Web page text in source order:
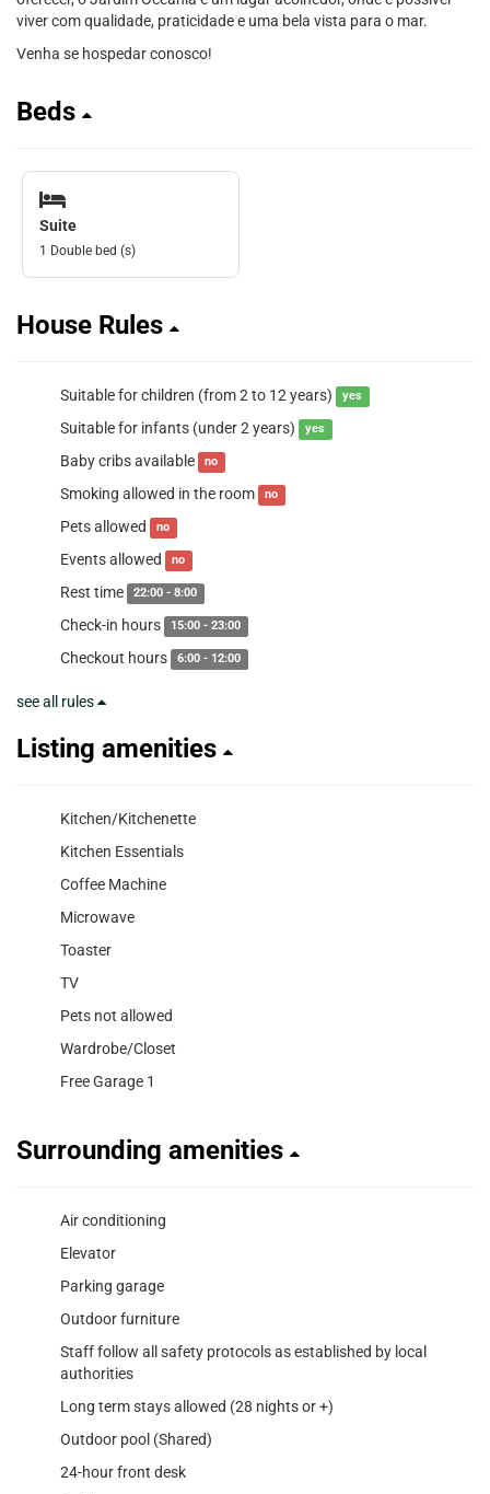
viver com qualidade, praticidade e uma bela vista para o mar.
Venha se hospedar conosco!
Beds
Suite
1 Double bed (s)
House Rules
Suitable for children (from 2 to 12 years) yes
Suitable for infants (under 2 years) yes
Baby cribs available no
Smoking allowed in the room no
Pets allowed no
Events allowed no
Rest time 22:00 - 8:00
Check-in hours 15:00 - 23:00
Checkout hours 6:00 - 12:00
see all rules
Listing amenities
Kitchen/Kitchenette
Kitchen Essentials
Coffee Machine
Microwave
Toaster
TV
Pets not allowed
Wardrobe/Closet
Free Garage 1
Surrounding amenities
Air conditioning
Elevator
Parking garage
Outdoor furniture
Staff follow all safety protocols as established by local
authorities
Long term stays allowed (28 nights or +)
Outdoor pool (Shared)
24-hour front desk